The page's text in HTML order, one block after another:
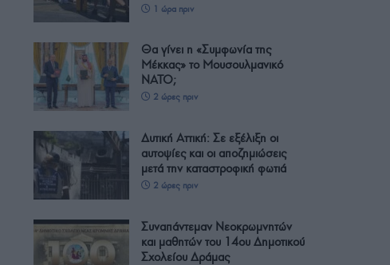
1 ώρα πριν
Θα γίνει η «Συμφωνία της
Μέκκας» το Μουσουλμανικό
ΝΑΤΟ;
2 ώρες πριν
Δυτική Αττική: Σε εξέλιξη οι
αυτοψίες και οι αποζημιώσεις
μετά την καταστροφική φωτιά
2 ώρες πριν
Συναπάντεμαν Νεοκρωμνητών
και μαθητών του 14ου Δημοτικού
Σχολείου Δράμας